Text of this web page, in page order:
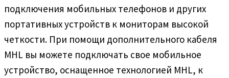
подключения мобильных телефонов и других
портативных устройств к мониторам высокой
четкости. При помощи дополнительного кабеля
MHL вы можете подключать свое мобильное
устройство, оснащенное технологией MHL, к